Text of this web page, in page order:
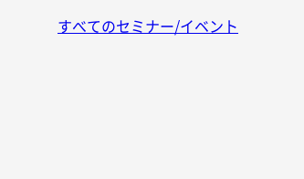
すべてのセミナー/イベント